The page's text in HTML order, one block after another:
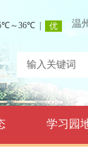
温
学习园